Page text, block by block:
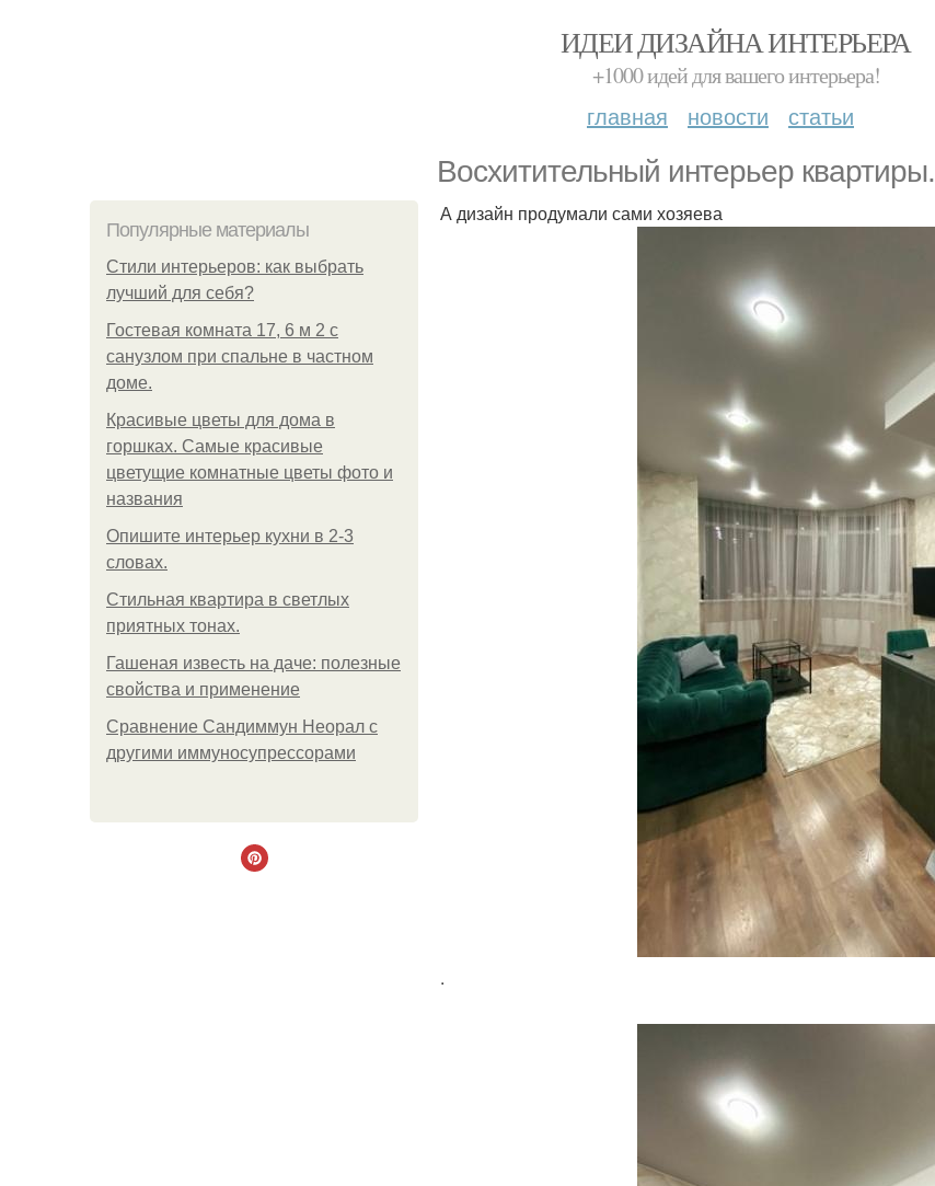
ИДЕИ ДИЗАЙНА ИНТЕРЬЕРА
+1000 идей для вашего интерьера!
главная новости статьи
Восхитительный интерьер квартиры.
Популярные материалы
Стили интерьеров: как выбрать
лучший для себя?
Гостевая комната 17, 6 м 2 с
санузлом при спальне в частном
доме.
Красивые цветы для дома в
горшках. Самые красивые
цветущие комнатные цветы фото и
названия
Опишите интерьер кухни в 2-3
словах.
Стильная квартира в светлых
приятных тонах.
Гашеная известь на даче: полезные
свойства и применение
Сравнение Сандиммун Неорал с
другими иммуносупрессорами
А дизайн продумали сами хозяева
.